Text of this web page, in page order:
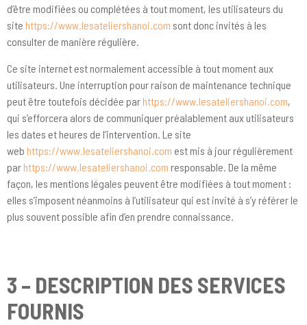
d’être modifiées ou complétées à tout moment, les utilisateurs du
site https://www.lesateliershanoi.com sont donc invités à les
consulter de manière régulière.
Ce site internet est normalement accessible à tout moment aux
utilisateurs. Une interruption pour raison de maintenance technique
peut être toutefois décidée parhttps://www.lesateliershanoi.com,
qui s’efforcera alors de communiquer préalablement aux utilisateurs
les dates et heures de l’intervention. Le site
web https://www.lesateliershanoi.com est mis à jour régulièrement
parhttps://www.lesateliershanoi.com responsable. De la même
façon, les mentions légales peuvent être modifiées à tout moment :
elles s’imposent néanmoins à l’utilisateur qui est invité à s’y référer le
plus souvent possible afin d’en prendre connaissance.
3 – DESCRIPTION DES SERVICES
FOURNIS